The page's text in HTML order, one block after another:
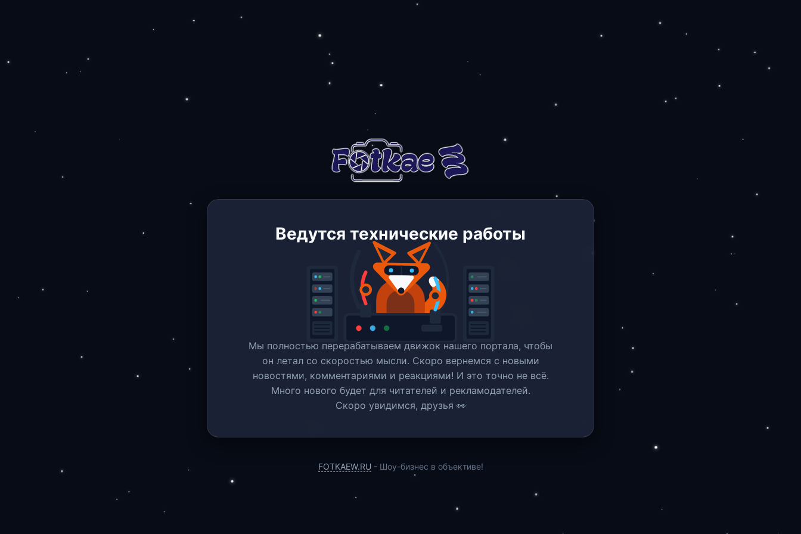
Ведутся технические работы
Мы полностью перерабатываем движок нашего портала, чтобы
он летал со скоростью мысли. Скоро вернемся c новыми
новостями, комментариями и реакциями! И это точно не всё.
Много нового будет для читателей и рекламодателей.
Скоро увидимся, друзья 👀
FOTKAEW.RU - Шоу-бизнес в объективе!